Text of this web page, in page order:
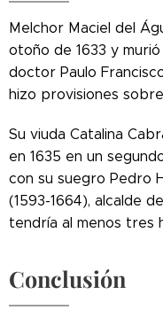
Melchor Maciel del
otoño de 1633 y
doctor Paulo
hizo provisiones
Su viuda Catalina
en 1635 en un
con su suegro Pedro
(1593-1664), alcalde
tendría al menos tres
Conclusión